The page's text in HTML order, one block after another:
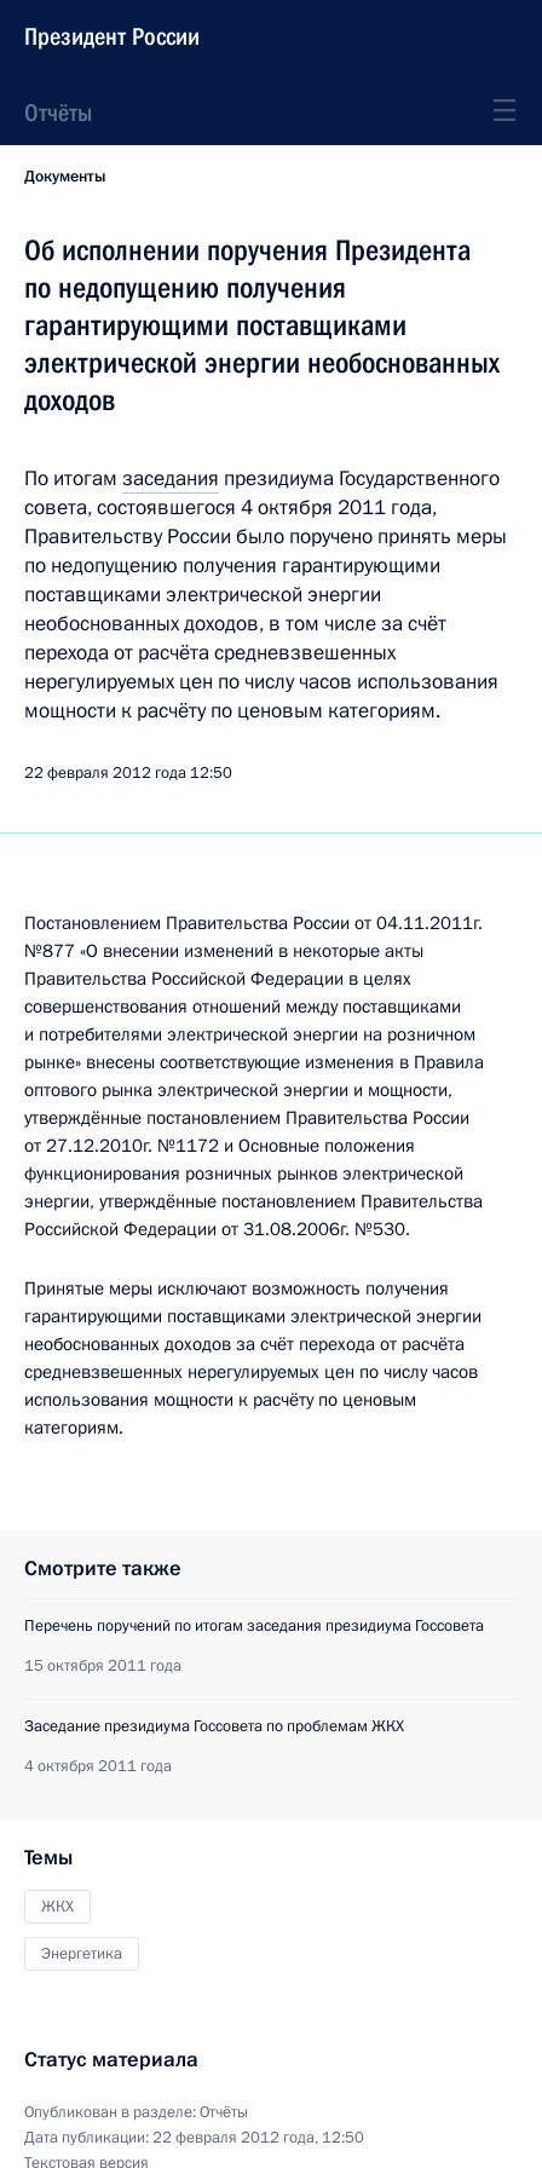
Президент России
Отчёты
Документы
Об исполнении поручения Президента
по недопущению получения
гарантирующими поставщиками
электрической энергии необоснованных
доходов
По итогам заседания президиума Государственного
совета, состоявшегося 4 октября 2011 года,
Правительству России было поручено принять меры
по недопущению получения гарантирующими
поставщиками электрической энергии
необоснованных доходов, в том числе за счёт
перехода от расчёта средневзвешенных
нерегулируемых цен по числу часов использования
мощности к расчёту по ценовым категориям.
22 февраля 2012 года 12:50
Постановлением Правительства России от 04.11.2011г.
№877 «О внесении изменений в некоторые акты
Правительства Российской Федерации в целях
совершенствования отношений между поставщиками
и потребителями электрической энергии на розничном
рынке» внесены соответствующие изменения в Правила
оптового рынка электрической энергии и мощности,
утверждённые постановлением Правительства России
от 27.12.2010г. №1172 и Основные положения
функционирования розничных рынков электрической
энергии, утверждённые постановлением Правительства
Российской Федерации от 31.08.2006г. №530.
Принятые меры исключают возможность получения
гарантирующими поставщиками электрической энергии
необоснованных доходов за счёт перехода от расчёта
средневзвешенных нерегулируемых цен по числу часов
использования мощности к расчёту по ценовым
категориям.
Смотрите также
Перечень поручений по итогам заседания президиума Госсовета
15 октября 2011 года
Заседание президиума Госсовета по проблемам ЖКХ
4 октября 2011 года
Темы
ЖКХ
Энергетика
Статус материала
Опубликован в разделе:Отчёты
Дата публикации:22 февраля 2012 года, 12:50
Текстовая версия